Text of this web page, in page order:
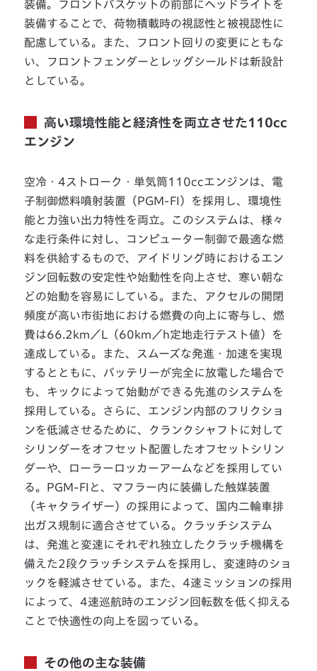
装備。フロントバスケットの前部にヘッドライトを
装備することで、荷物積載時の視認性と被視認性に
配慮している。また、フロント回りの変更にともな
い、フロントフェンダーとレッグシールドは新設計
としている。
高い環境性能と経済性を両立させた110cc
エンジン
空冷・4ストローク・単気筒110ccエンジンは、電
子制御燃料噴射装置（PGM-FI）を採用し、環境性
能と力強い出力特性を両立。このシステムは、様々
な走行条件に対し、コンピューター制御で最適な燃
料を供給するもので、アイドリング時におけるエン
ジン回転数の安定性や始動性を向上させ、寒い朝な
どの始動を容易にしている。また、アクセルの開閉
頻度が高い市街地における燃費の向上に寄与し、燃
費は66.2km／L（60km／h定地走行テスト値）を
達成している。また、スムーズな発進・加速を実現
するとともに、バッテリーが完全に放電した場合で
も、キックによって始動ができる先進のシステムを
採用している。さらに、エンジン内部のフリクショ
ンを低減させるために、クランクシャフトに対して
シリンダーをオフセット配置したオフセットシリン
ダーや、ローラーロッカーアームなどを採用してい
る。PGM-FIと、マフラー内に装備した触媒装置
（キャタライザー）の採用によって、国内二輪車排
出ガス規制に適合させている。クラッチシステム
は、発進と変速にそれぞれ独立したクラッチ機構を
備えた2段クラッチシステムを採用し、変速時のショ
ックを軽減させている。また、4速ミッションの採用
によって、4速巡航時のエンジン回転数を低く抑える
ことで快適性の向上を図っている。
その他の主な装備